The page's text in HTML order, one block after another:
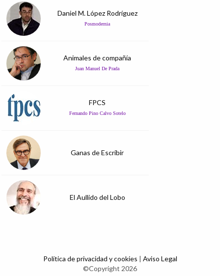
Daniel M. López Rodríguez
Posmodernia
Animales de compañía
Juan Manuel De Prada
FPCS
Fernando Pino Calvo Sotelo
Ganas de Escribir
El Aullido del Lobo
Política de privacidad y cookies | Aviso Legal
©Copyright 2026